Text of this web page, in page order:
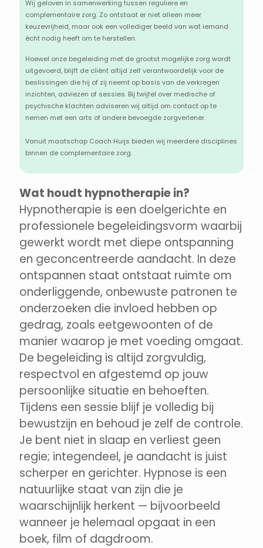
Wij geloven in samenwerking tussen reguliere en
complementaire zorg. Zo ontstaat er niet alleen meer
keuzevrijheid, maar ook een vollediger beeld van wat iemand
écht nodig heeft om te herstellen.
Hoewel onze begeleiding met de grootst mogelijke zorg wordt
uitgevoerd, blijft de cliënt altijd zelf verantwoordelijk voor de
beslissingen die hij of zij neemt op basis van de verkregen
inzichten, adviezen of sessies. Bij twijfel over medische of
psychische klachten adviseren wij altijd om contact op te
nemen met een arts of andere bevoegde zorgverlener.
Vanuit maatschap Coach Huijs bieden wij meerdere disciplines
binnen de complementaire zorg.
Wat houdt hypnotherapie in?
Hypnotherapie is een doelgerichte en
professionele begeleidingsvorm waarbij
gewerkt wordt met diepe ontspanning
en geconcentreerde aandacht. In deze
ontspannen staat ontstaat ruimte om
onderliggende, onbewuste patronen te
onderzoeken die invloed hebben op
gedrag, zoals eetgewoonten of de
manier waarop je met voeding omgaat.
De begeleiding is altijd zorgvuldig,
respectvol en afgestemd op jouw
persoonlijke situatie en behoeften.
Tijdens een sessie blijf je volledig bij
bewustzijn en behoud je zelf de controle.
Je bent niet in slaap en verliest geen
regie; integendeel, je aandacht is juist
scherper en gerichter. Hypnose is een
natuurlijke staat van zijn die je
waarschijnlijk herkent — bijvoorbeeld
wanneer je helemaal opgaat in een
boek, film of dagdroom.